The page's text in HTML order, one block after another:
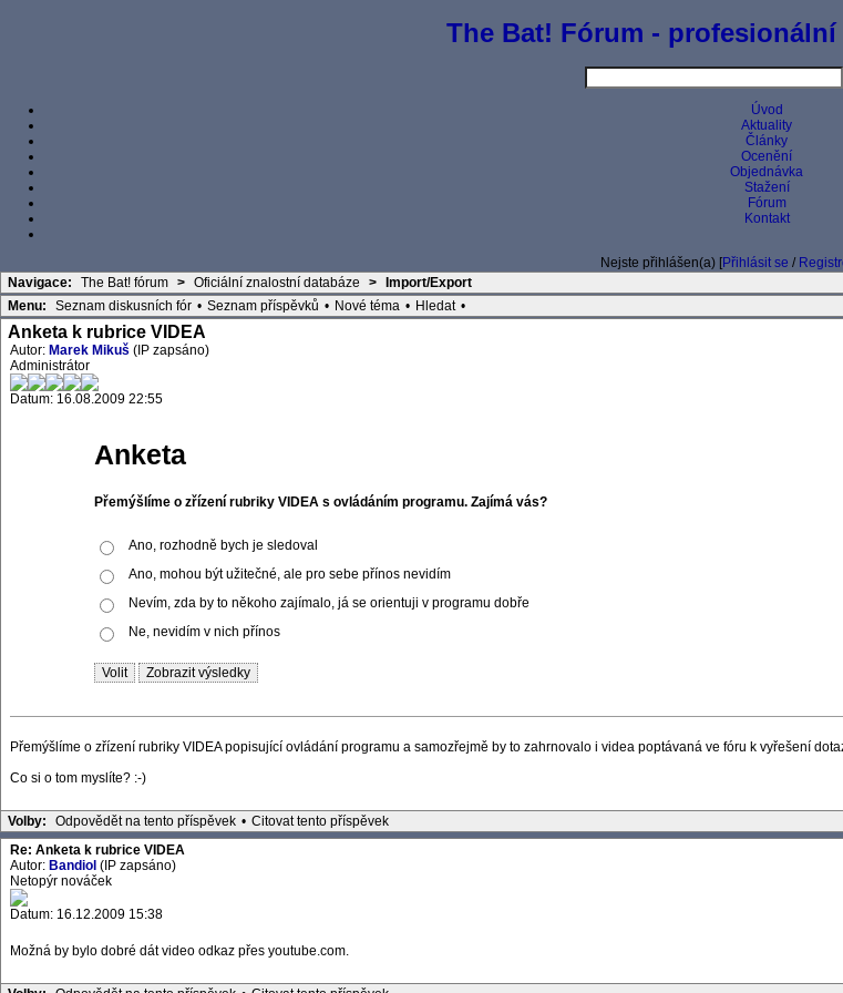
The Bat! Fórum -
Úvod
Aktuality
Články
Ocenění
Objednávka
Stažení
Fórum
Kontakt
Nejste přihlášen(a) [Přihlásit se /
Navigace:
The Bat! fórum > Oficiální znalostní databáze >
Import/Export
Menu: Seznam diskusních fór • Seznam příspěvků • Nové téma • Hledat •
Anketa k rubrice VIDEA
Autor: Marek Mikuš (IP zapsáno)
Administrátor
Datum: 16.08.2009 22:55
Anketa
Přemýšlíme o zřízení rubriky VIDEA s ovládáním programu. Zajímá vás?
Ano, rozhodně bych je sledoval
Ano, mohou být užitečné, ale pro sebe přínos nevidím
Nevím, zda by to někoho zajímalo, já se orientuji v programu dobře
Ne, nevidím v nich přínos
Přemýšlíme o zřízení rubriky VIDEA popisující ovládání programu a samozřejmě by to zahrnovalo i videa poptávaná ve fóru k vyřešení
Co si o tom myslíte? :-)
Volby: Odpovědět na tento příspěvek • Citovat tento příspěvek
Re: Anketa k rubrice VIDEA
Autor: Bandiol (IP zapsáno)
Netopýr nováček
Datum: 16.12.2009 15:38
Možná by bylo dobré dát video odkaz přes youtube.com.